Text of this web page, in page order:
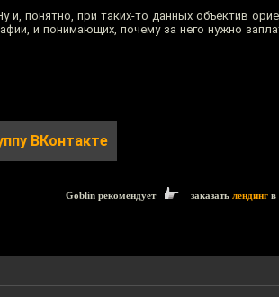
и, понятно, при таких-то данных объектив
и понимающих, почему за него нужно
ВКонтакте
Goblin рекомендует заказать лендинг в